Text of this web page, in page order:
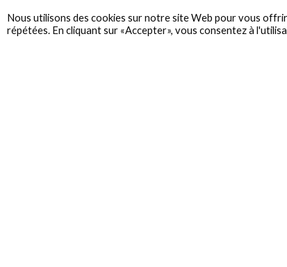
Nous utilisons des cookies sur notre site Web pour vous
répétées. En cliquant sur «Accepter», vous consentez à